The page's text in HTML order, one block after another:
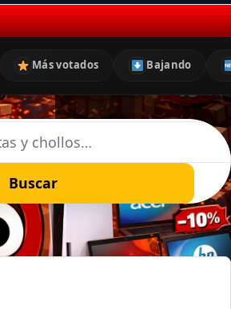
Más votados Bajando
Buscar